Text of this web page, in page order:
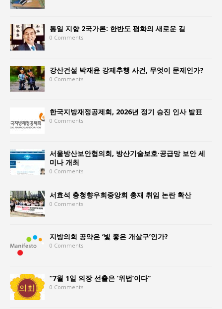
통일 지향 2국가론: 한반도 평화의 새로운 길
0 Comments
강산건설 박재윤 강제추행 사건, 무엇이 문제인가?
0 Comments
한국지방재정공제회, 2026년 정기 승진 인사 발표
0 Comments
서울방산보안협의회, 방산기술보호·공급망 보안 세
미나 개최
0 Comments
서효석 충청향우회중앙회 총재 취임 논란 확산
0 Comments
지방의회 공약은 ‘빛 좋은 개살구’인가?
0 Comments
“7월 1일 의장 선출은 ‘위법’이다”
0 Comments